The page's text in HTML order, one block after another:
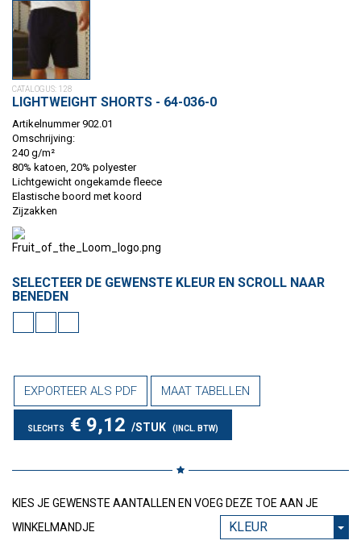
CATALOGUS: 128
LIGHTWEIGHT SHORTS - 64-036-0
Artikelnummer 902.01
Omschrijving:
240 g/m²
80% katoen, 20% polyester
Lichtgewicht ongekamde fleece
Elastische boord met koord
Zijzakken
SELECTEER DE GEWENSTE KLEUR EN SCROLL NAAR
BENEDEN
EXPORTEER ALS PDF MAAT TABELLEN
SLECHTS € 9,12 /STUK (INCL. BTW)
KIES JE GEWENSTE AANTALLEN EN VOEG DEZE TOE AAN JE
WINKELMANDJE
KLEUR